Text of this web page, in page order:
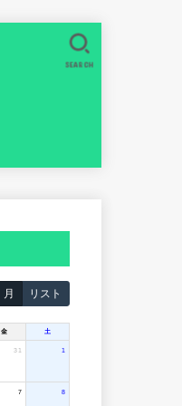
SEARCH
月 リスト
金 土
31 1
7 8